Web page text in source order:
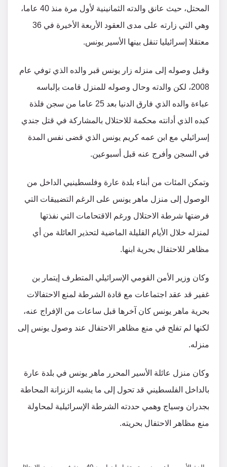
المحتل، حيث عانق والدته الثمانينية لأول مرة منذ 40 عاما،
وهي التي زارته على مدى العقود الأربعة الأخيرة في 36
معتقلا إسرائيليا تنقل بينها الأسير يونس.
وقبل وصوله إلى منزله زار يونس قبر والده الذي توفي عام
2008، لكن والدته وحال وصوله للمنزل قامت بإلباسه
عباءة والده الذي فارق الدنيا بعد 25 عاما من سجن فلذة
كبده الذي أدانته محكمة للاحتلال بالمشاركة في قتل جندي
إسرائيلي مع ابن عمه كريم يونس الذي قضى نفس المدة
في السجن وأفرج عنه قبل أسبوعين.
وتمكن المئات من أبناء بلدة عارة وفلسطينيي الداخل من
الوصول إلى منزل ماهر يونس على الرغم التضييقات التي
فرضتها شرطة الاحتلال ورغم الاقتحامات التي نفذتها
لمنزله خلال الأيام القليلة الماضية لتحذير العائلة من أي
مظاهر للاحتفال بحرية ابنها.
وكان وزير الأمن القومي الإسرائيلي المتطرف إيتمار بن
غفير قد عقد اجتماعات مع قادة الشرطة لمنع الاحتفالات
بحرية ماهر يونس كان آخرها قبل ساعات من الإفراج عنه،
لكنها لم تفلح في منع مظاهر الاحتفال عند وصول يونس إلى
منزله.
وكان منزل عائلة الأسير المحرر ماهر يونس في بلدة عارة
بالداخل الفلسطيني قد تحول إلى ما يشبه الزنزانة المحاطة
بجدران وسياج وهمي حددته الشرطة الإسرائيلية لمحاولة
منع مظاهر الاحتفال بحريته.